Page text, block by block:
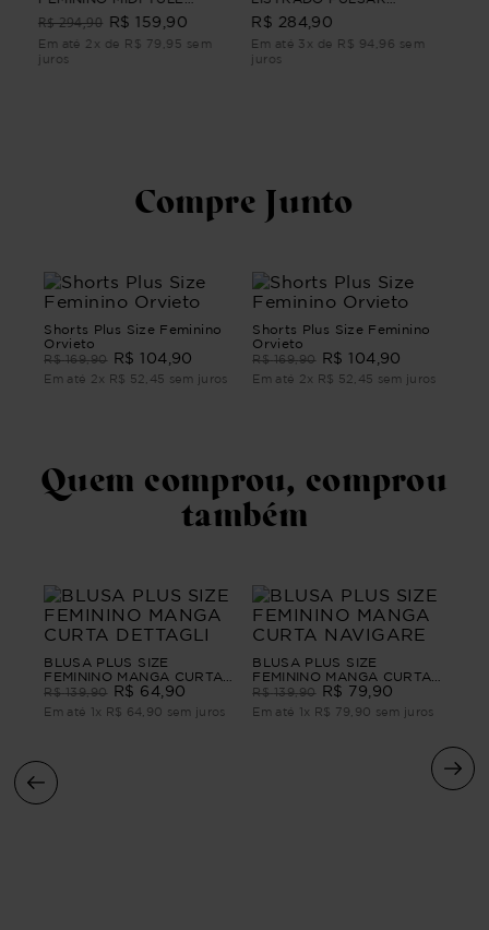
CLARIDADE Preto M
R$ 294,90 R$ 159,90
Em até 2x de R$ 79,95 sem
juros
Vermelho G3
R$ 284,90
Em até 3x de R$ 94,96 sem
juros
Compre Junto
Shorts Plus Size Feminino
Orvieto
R$ 169,90 R$ 104 90
Em até 2x R$ 52 45 sem juros
Shorts Plus Size Feminino
Orvieto
R$ 169,90 R$ 104 90
Em até 2x R$ 52 45 sem juros
Quem comprou, comprou
também
BLUSA PLUS SIZE
FEMININO MANGA CURTA
DETTAGLI
R$ 139,90 R$ 64 90
Em até 1 x R$ 64 90 sem juros
BLUSA PLUS SIZE
FEMININO MANGA CURTA
NAVIGARE
R$ 139,90 R$ 79 90
Em até 1 x R$ 79 90 sem juros